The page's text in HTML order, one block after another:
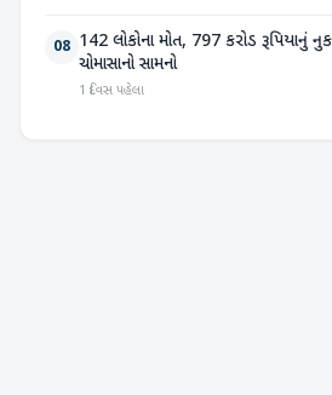
08 142 લોકોના મોત, 797 કરોડ રૂપિયાનું
ચોમાસાનો સામનો
1 દિવસ પહેલા